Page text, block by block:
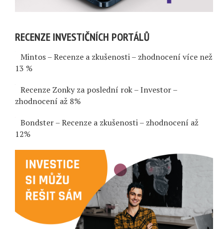
RECENZE INVESTIČNÍCH PORTÁLŮ
Mintos – Recenze a zkušenosti – zhodnocení více než
13 %
Recenze Zonky za poslední rok – Investor –
zhodnocení až 8%
Bondster – Recenze a zkušenosti – zhodnocení až
12%